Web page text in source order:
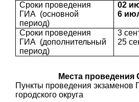
Сроки проведения
ГИА (основной
период)
02
6
Сроки проведения
ГИА (дополнительный
период)
3
25
Места проведения
Пункты проведения экзаменов
городского округа